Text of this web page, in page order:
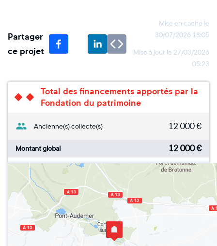
Partager
ce projet
Mise en cache le
30/07/2026 18:05
Mise à jour le 27/03/2026
05:23
Total des financements apportés par la
Fondation du patrimoine
Ancienne(s) collecte(s) 12 000€
Montant global 12 000€